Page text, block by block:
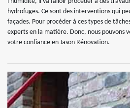
hydrofuges. Ce sont des interventions qui
façades. Pour procéder à ces types de
experts en la matière. Donc, nous pouvons
votre confiance en Jason Rénovation.